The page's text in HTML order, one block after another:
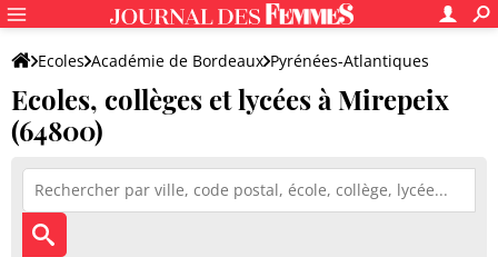
Ecoles Académie de Bordeaux Pyrénées-Atlantiques
Ecoles, collèges et lycées à Mirepeix
(64800)